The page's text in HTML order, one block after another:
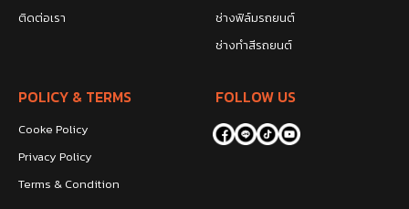
ติดต่อเรา
ช่างฟิล์มรถยนต์
ช่างทำสีรถยนต์
POLICY & TERMS
Cooke Policy
Privacy Policy
Terms & Condition
FOLLOW US